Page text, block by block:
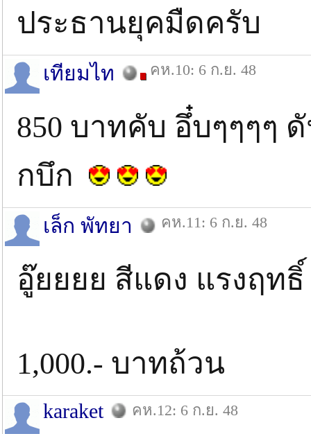
ประธานยุคมืดครับ
เทียมไท คห.10: 6 ก.ย. 48
850 บาทคับ อึ๋บๆๆๆๆ
กบึก
เล็ก พัทยา คห.11: 6 ก.ย. 48
อู๊ยยยย สีแดง แรงฤทธิ์
1,000.- บาทถ้วน
karaket คห.12: 6 ก.ย. 48